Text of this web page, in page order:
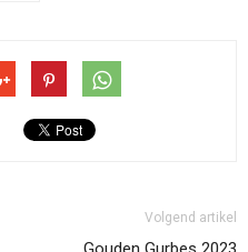
Volgend artikel